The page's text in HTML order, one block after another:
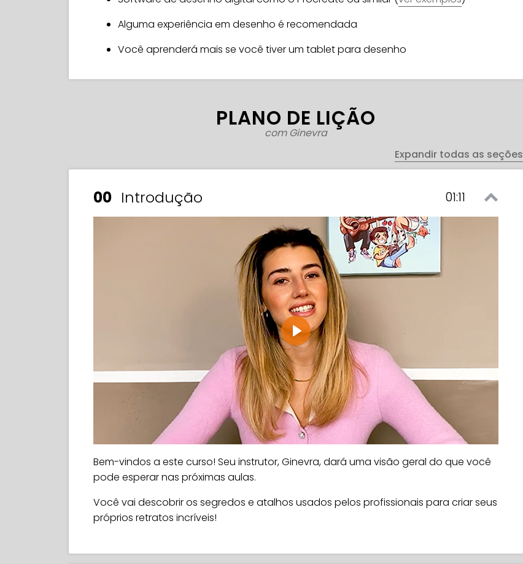
Alguma experiência em desenho é recomendada
Você aprenderá mais se você tiver um tablet para desenho
PLANO DE LIÇÃO
com Ginevra
Expandir todas as seções
00 Introdução 01:11
Play
Bem-vindos a este curso! Seu instrutor, Ginevra, dará uma visão geral do que você
pode esperar nas próximas aulas.
Você vai descobrir os segredos e atalhos usados pelos profissionais para criar seus
próprios retratos incríveis!